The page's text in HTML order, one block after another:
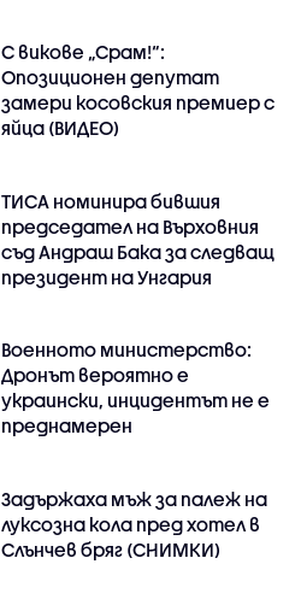
С викове „Срам!“:
Опозиционен депутат
замери косовския премиер с
яйца (ВИДЕО)
ТИСА номинира бившия
председател на Върховния
съд Андраш Бака за следващ
президент на Унгария
Военното министерство:
Дронът вероятно е
украински, инцидентът не е
преднамерен
Задържаха мъж за палеж на
луксозна кола пред хотел в
Слънчев бряг (СНИМКИ)